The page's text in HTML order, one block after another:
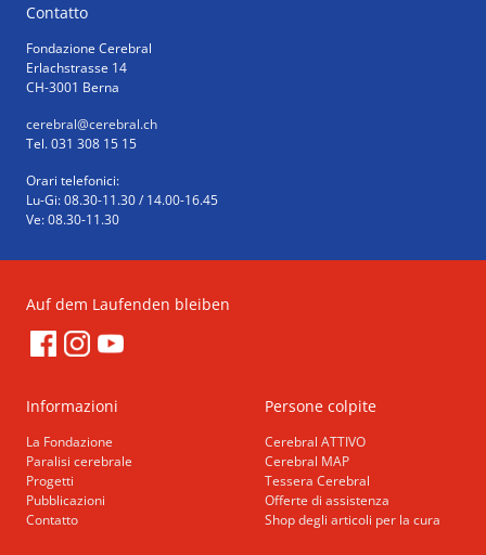
Contatto
Fondazione Cerebral
Erlachstrasse 14
CH-3001 Berna
cerebral@cerebral.ch
Tel. 031 308 15 15
Orari telefonici:
Lu-Gi: 08.30-11.30 / 14.00-16.45
Ve: 08.30-11.30
Auf dem Laufenden bleiben
Informazioni
La Fondazione
Paralisi cerebrale
Progetti
Pubblicazioni
Contatto
Persone colpite
Cerebral ATTIVO
Cerebral MAP
Tessera Cerebral
Offerte di assistenza
Shop degli articoli per la cura